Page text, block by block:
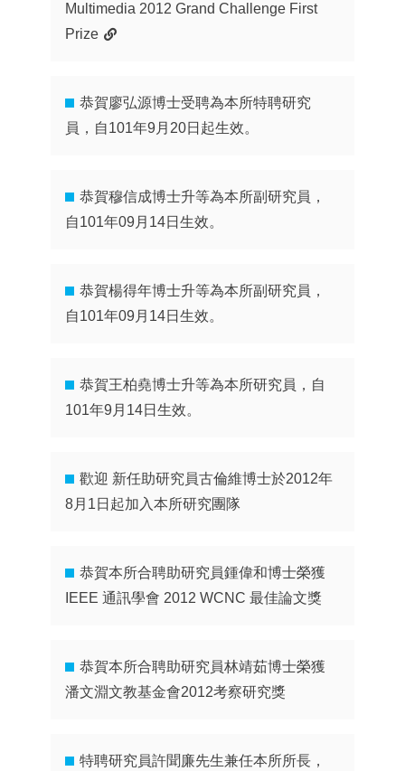
Multimedia 2012 Grand Challenge First
Prize
恭賀廖弘源博士受聘為本所特聘研究
員，自101年9月20日起生效。
恭賀穆信成博士升等為本所副研究員，
自101年09月14日生效。
恭賀楊得年博士升等為本所副研究員，
自101年09月14日生效。
恭賀王柏堯博士升等為本所研究員，自
101年9月14日生效。
歡迎 新任助研究員古倫維博士於2012年
8月1日起加入本所研究團隊
恭賀本所合聘助研究員鍾偉和博士榮獲
IEEE 通訊學會 2012 WCNC 最佳論文獎
恭賀本所合聘助研究員林靖茹博士榮獲
潘文淵文教基金會2012考察研究獎
特聘研究員許聞廉先生兼任本所所長，